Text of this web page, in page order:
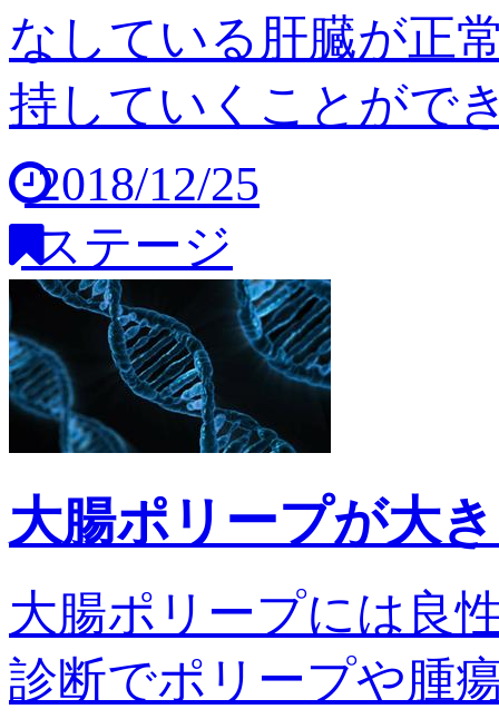
なしている肝臓が正
持していくことがで
2018/12/25
ステージ
大腸ポリープが大
大腸ポリープには良
診断でポリープや腫